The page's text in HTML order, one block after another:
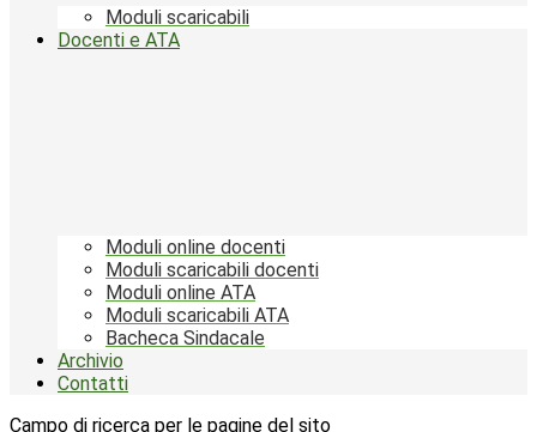
Moduli scaricabili
Docenti e ATA
Moduli online docenti
Moduli scaricabili docenti
Moduli online ATA
Moduli scaricabili ATA
Bacheca Sindacale
Archivio
Contatti
Campo di ricerca per le pagine del sito